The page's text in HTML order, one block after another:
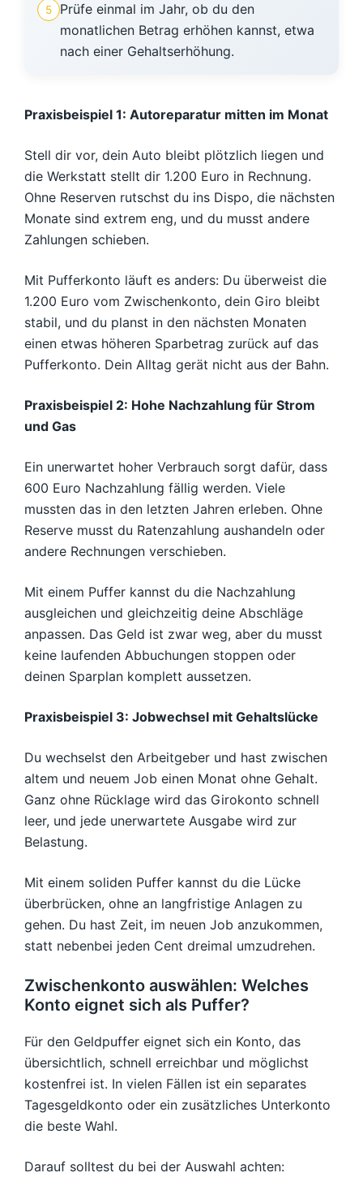
5
Prüfe einmal im Jahr, ob du den
monatlichen Betrag erhöhen kannst, etwa
nach einer Gehaltserhöhung.
Praxisbeispiel 1: Autoreparatur mitten im Monat
Stell dir vor, dein Auto bleibt plötzlich liegen und
die Werkstatt stellt dir 1.200 Euro in Rechnung.
Ohne Reserven rutschst du ins Dispo, die nächsten
Monate sind extrem eng, und du musst andere
Zahlungen schieben.
Mit Pufferkonto läuft es anders: Du überweist die
1.200 Euro vom Zwischenkonto, dein Giro bleibt
stabil, und du planst in den nächsten Monaten
einen etwas höheren Sparbetrag zurück auf das
Pufferkonto. Dein Alltag gerät nicht aus der Bahn.
Praxisbeispiel 2: Hohe Nachzahlung für Strom
und Gas
Ein unerwartet hoher Verbrauch sorgt dafür, dass
600 Euro Nachzahlung fällig werden. Viele
mussten das in den letzten Jahren erleben. Ohne
Reserve musst du Ratenzahlung aushandeln oder
andere Rechnungen verschieben.
Mit einem Puffer kannst du die Nachzahlung
ausgleichen und gleichzeitig deine Abschläge
anpassen. Das Geld ist zwar weg, aber du musst
keine laufenden Abbuchungen stoppen oder
deinen Sparplan komplett aussetzen.
Praxisbeispiel 3: Jobwechsel mit Gehaltslücke
Du wechselst den Arbeitgeber und hast zwischen
altem und neuem Job einen Monat ohne Gehalt.
Ganz ohne Rücklage wird das Girokonto schnell
leer, und jede unerwartete Ausgabe wird zur
Belastung.
Mit einem soliden Puffer kannst du die Lücke
überbrücken, ohne an langfristige Anlagen zu
gehen. Du hast Zeit, im neuen Job anzukommen,
statt nebenbei jeden Cent dreimal umzudrehen.
Zwischenkonto auswählen: Welches
Konto eignet sich als Puffer?
Für den Geldpuffer eignet sich ein Konto, das
übersichtlich, schnell erreichbar und möglichst
kostenfrei ist. In vielen Fällen ist ein separates
Tagesgeldkonto oder ein zusätzliches Unterkonto
die beste Wahl.
Darauf solltest du bei der Auswahl achten: